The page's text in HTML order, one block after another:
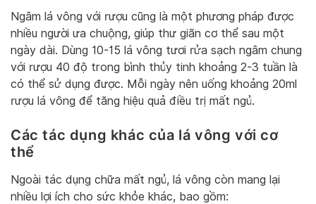
Ngâm lá vông với rượu cũng là một phương pháp được
nhiều người ưa chuộng, giúp thư giãn cơ thể sau một
ngày dài. Dùng 10-15 lá vông tươi rửa sạch ngâm chung
với rượu 40 độ trong bình thủy tinh khoảng 2-3 tuần là
có thể sử dụng được. Mỗi ngày nên uống khoảng 20ml
rượu lá vông để tăng hiệu quả điều trị mất ngủ.
Các tác dụng khác của lá vông với cơ
thể
Ngoài tác dụng chữa mất ngủ, lá vông còn mang lại
nhiều lợi ích cho sức khỏe khác, bao gồm: